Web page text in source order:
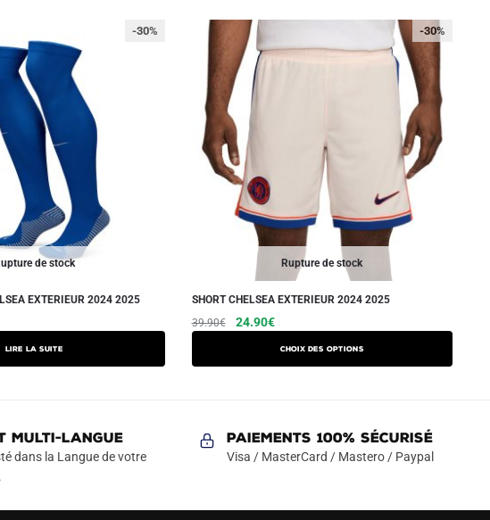
de stock
-30%
EXTERIEUR 2024 2025
Lire la suite
Rupture de stock
-30%
SHORT CHELSEA EXTERIEUR 2024 2025
39.90€
Le
24.90€Le
Choix des options
Ce
produit
a
Les
options
MULTI-LANGUE
dans la Langue de votre
Paiements 100% Sécurisé
Visa / MasterCard / Mastero / Paypal